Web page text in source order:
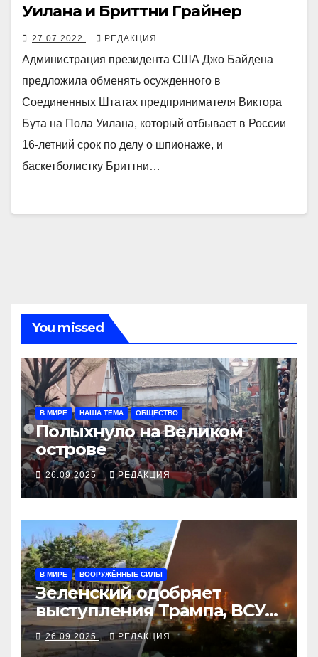
Уилана и Бриттни Грайнер
27.07.2022 РЕДАКЦИЯ
Администрация президента США Джо Байдена
предложила обменять осужденного в
Соединенных Штатах предпринимателя Виктора
Бута на Пола Уилана, который отбывает в России
16-летний срок по делу о шпионаже, и
баскетболистку Бриттни…
You missed
В МИРЕ НАША ТЕМА ОБЩЕСТВО
Полыхнуло на Великом
острове
26.09.2025 РЕДАКЦИЯ
В МИРЕ ВООРУЖЁННЫЕ СИЛЫ
Зеленский одобряет
выступления Трампа, ВСУ
закрыли Добропольский
рубеж
26.09.2025 РЕДАКЦИЯ